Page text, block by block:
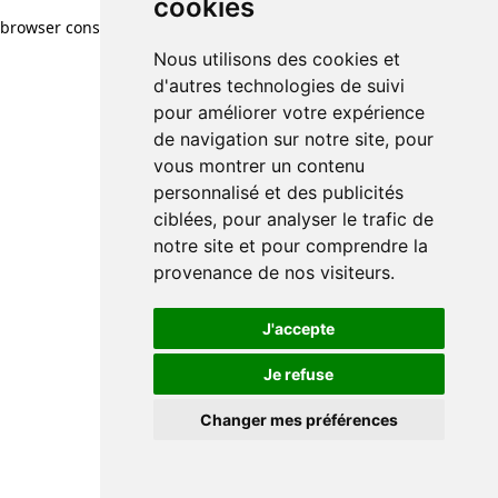
cookies
Nous utilisons des cookies et
d'autres technologies de suivi
pour améliorer votre expérience
de navigation sur notre site, pour
vous montrer un contenu
personnalisé et des publicités
ciblées, pour analyser le trafic de
notre site et pour comprendre la
provenance de nos visiteurs.
J'accepte
Je refuse
Changer mes préférences
browser console for more information)